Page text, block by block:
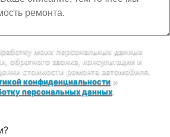
моих персональных данных
обратного звонка, консультации и
стоимости ремонта автомобиля.
конфиденциальности и
персональных данных